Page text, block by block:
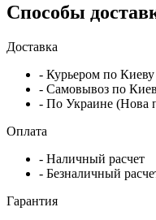
Способы
Доставка
- Курьером по Киеву
- Самовывоз по
- По Украине (Нова
Оплата
- Наличный расчет
- Безналичный
Гарантия